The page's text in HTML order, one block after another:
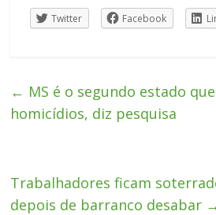
Twitter Facebook
← MS é o segundo estado
homicídios, diz pesquisa
Trabalhadores ficam
depois de barranco desabar